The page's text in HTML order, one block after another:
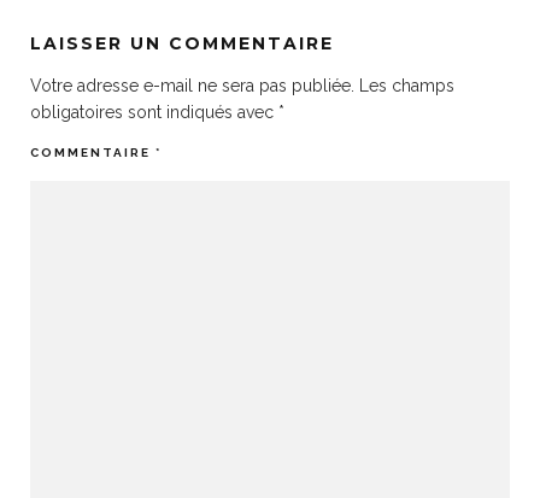
LAISSER UN COMMENTAIRE
Votre adresse e-mail ne sera pas publiée.
Les champs
obligatoires sont indiqués avec *
COMMENTAIRE *